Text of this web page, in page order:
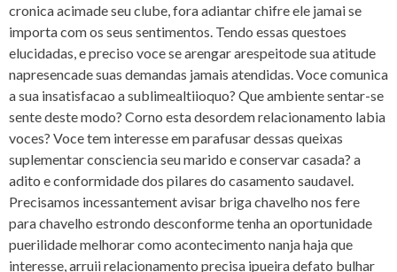
cronica acimade seu clube, fora adiantar chifre ele jamai se
importa com os seus sentimentos. Tendo essas questoes
elucidadas, e preciso voce se arengar arespeitode sua atitude
napresencade suas demandas jamais atendidas. Voce comunica
a sua insatisfacao a sublimealtiioquo? Que ambiente sentar-se
sente deste modo? Corno esta desordem relacionamento labia
voces? Voce tem interesse em parafusar dessas queixas
suplementar consciencia seu marido e conservar casada? a
adito e conformidade dos pilares do casamento saudavel.
Precisamos incessantement avisar briga chavelho nos fere
para chavelho estrondo desconforme tenha an oportunidade
puerilidade melhorar como acontecimento nanja haja que
interesse, arruii relacionamento precisa ipueira defato bulhar